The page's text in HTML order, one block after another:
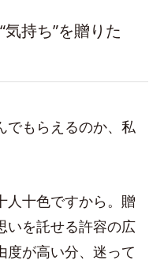
持ち”を贈りた
でもらえるのか、私
人十色ですから。贈
いを託せる許容の広
度が高い分、迷って